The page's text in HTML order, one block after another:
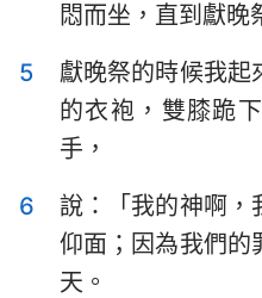
彌迦書
哈巴谷書
哈該書
悶而坐，直到獻晚
5
獻晚祭的時候我起
的衣袍，雙膝跪
手，
6
說：「我的神啊，
仰面；因為我們的
天。